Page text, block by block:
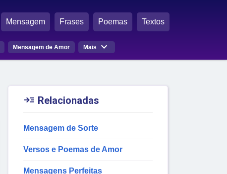
Mensagem Frases Poemas Textos
Mensagem de Amor Mais 
 Relacionadas
Mensagem de Sorte
Versos e Poemas de Amor
Mensagens Perfeitas